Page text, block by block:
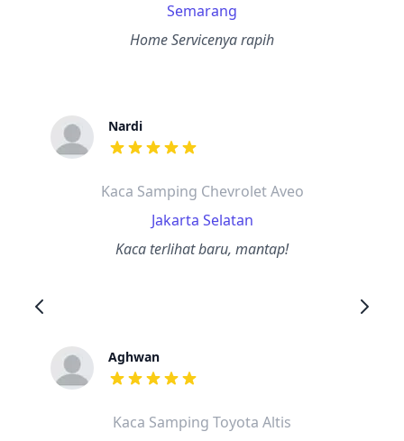
Semarang
Home Servicenya rapih
Nardi
dari ulasan adalah bintang lima
Kaca Samping Chevrolet Aveo
Jakarta Selatan
Kaca terlihat baru, mantap!
Aghwan
dari ulasan adalah bintang lima
Kaca Samping Toyota Altis